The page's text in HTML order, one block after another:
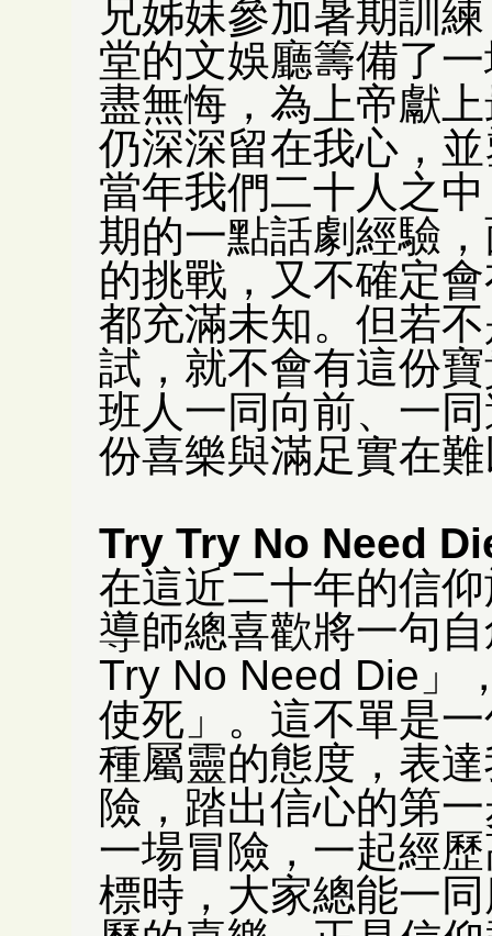
兄姊妹參加暑期訓
堂的文娛廳籌備了
盡無悔，為上帝獻
仍深深留在我心，
當年我們二十人之
期的一點話劇經驗
的挑戰，又不確定
都充滿未知。但若
試，就不會有這份
班人一同向前、一
份喜樂與滿足實在
Try Try No Need
在這近二十年的信
導師總喜歡將一句
Try No Need Die」
使死」。這不單是
種屬靈的態度，表
險，踏出信心的第
一場冒險，一起經
標時，大家總能一